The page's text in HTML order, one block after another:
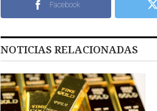
Facebook
NOTICIAS RELACIONADAS